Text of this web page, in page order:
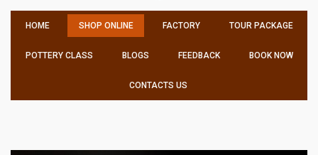
HOME SHOP ONLINE FACTORY TOUR PACKAGE
POTTERY CLASS BLOGS FEEDBACK BOOK NOW
CONTACTS US